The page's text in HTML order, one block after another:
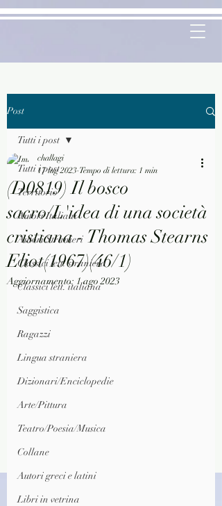
Post
Tutti i post
Territorio
Autori Italiani
Autori Stranieri
Classici lett. straniera
Classici lett. italiana
Saggistica
Ragazzi
Lingua straniera
Dizionari/Enciclopedie
Arte/Pittura
Teatro/Poesia/Musica
Collane
Autori greci e latini
Libri in vetrina
Tutti i post
(D0819) Il bosco
sacro/L'idea di una società
cristiana - Thomas Stearns
Eliot(1967)(46/1)
challagi
17 lug 2023 Tempo di lettura: 1 min
Aggiornamento: 1 ago 2023